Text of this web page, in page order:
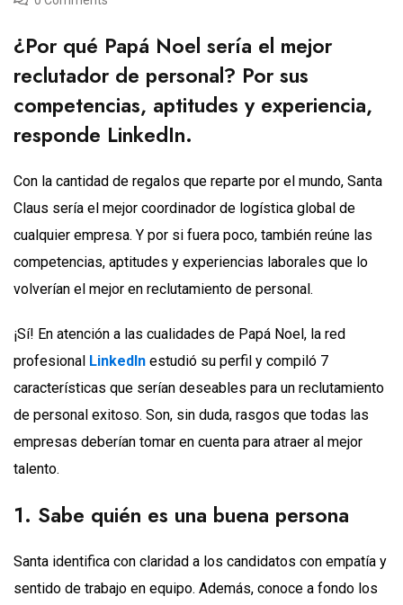
¿Por qué Papá Noel sería el mejor
reclutador de personal? Por sus
competencias, aptitudes y experiencia,
responde LinkedIn.
Con la cantidad de regalos que reparte por el mundo, Santa
Claus sería el mejor coordinador de logística global de
cualquier empresa. Y por si fuera poco, también reúne las
competencias, aptitudes y experiencias laborales que lo
volverían el mejor en reclutamiento de personal.
¡Sí! En atención a las cualidades de Papá Noel, la red
profesional LinkedIn estudió su perfil y compiló 7
características que serían deseables para un reclutamiento
de personal exitoso. Son, sin duda, rasgos que todas las
empresas deberían tomar en cuenta para atraer al mejor
talento.
1. Sabe quién es una buena persona
Santa identifica con claridad a los candidatos con empatía y
sentido de trabajo en equipo. Además, conoce a fondo los